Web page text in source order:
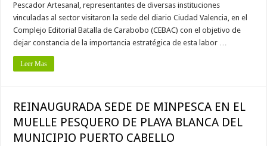
Pescador Artesanal, representantes de diversas instituciones
vinculadas al sector visitaron la sede del diario Ciudad Valencia, en el
Complejo Editorial Batalla de Carabobo (CEBAC) con el objetivo de
dejar constancia de la importancia estratégica de esta labor …
Leer Mas
REINAUGURADA SEDE DE MINPESCA EN EL
MUELLE PESQUERO DE PLAYA BLANCA DEL
MUNICIPIO PUERTO CABELLO